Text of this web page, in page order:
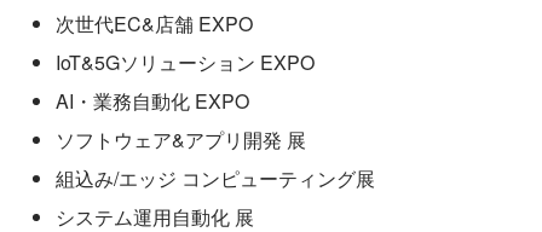
次世代EC&店舗 EXPO
IoT&5Gソリューション EXPO
AI・業務自動化 EXPO
ソフトウェア&アプリ開発 展
組込み/エッジ コンピューティング展
システム運用自動化 展